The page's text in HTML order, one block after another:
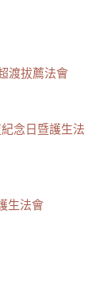
渡拔薦法會
念日暨護生法
生法會